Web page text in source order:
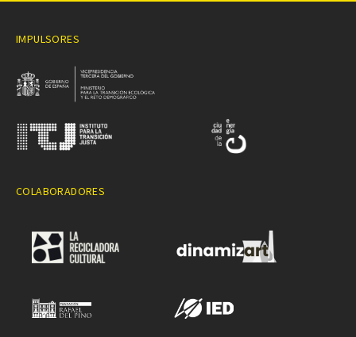
IMPULSORES
COLABORADORES